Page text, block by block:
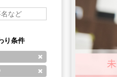
り条件